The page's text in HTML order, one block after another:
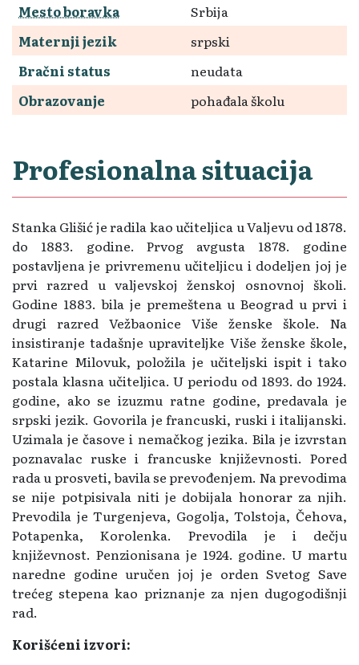
Mesto boravka
Srbija
Maternji jezik
srpski
Bračni status
neudata
Obrazovanje
pohađala školu
Profesionalna situacija
Stanka Glišić je radila kao učiteljica u Valjevu od 1878.
do 1883. godine. Prvog avgusta 1878. godine
postavljena je privremenu učiteljicu i dodeljen joj je
prvi razred u valjevskoj ženskoj osnovnoj školi.
Godine 1883. bila je premeštena u Beograd u prvi i
drugi razred Vežbaonice Više ženske škole. Na
insistiranje tadašnje upraviteljke Više ženske škole,
Katarine Milovuk, položila je učiteljski ispit i tako
postala klasna učiteljica. U periodu od 1893. do 1924.
godine, ako se izuzmu ratne godine, predavala je
srpski jezik. Govorila je francuski, ruski i italijanski.
Uzimala je časove i nemačkog jezika. Bila je izvrstan
poznavalac ruske i francuske književnosti. Pored
rada u prosveti, bavila se prevođenjem. Na prevodima
se nije potpisivala niti je dobijala honorar za njih.
Prevodila je Turgenjeva, Gogolja, Tolstoja, Čehova,
Potapenka, Korolenka. Prevodila je i dečju
književnost. Penzionisana je 1924. godine. U martu
naredne godine uručen joj je orden Svetog Save
trećeg stepena kao priznanje za njen dugogodišnji
rad.
Korišćeni izvori: